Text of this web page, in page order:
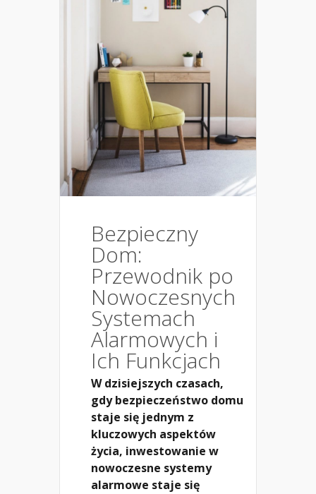
Bezpieczny
Dom:
Przewodnik po
Nowoczesnych
Systemach
Alarmowych i
Ich Funkcjach
W dzisiejszych czasach,
gdy bezpieczeństwo domu
staje się jednym z
kluczowych aspektów
życia, inwestowanie w
nowoczesne systemy
alarmowe staje się